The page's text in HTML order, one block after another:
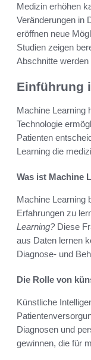
Medizin erhöhen
Veränderungen in
eröffnen neue
Studien zeigen
Abschnitte
Einführung
Machine Learning
Technologie
Patienten
Learning die
Was ist Machine
Machine Learning
Erfahrungen zu
Learning?Diese
aus Daten lernen
Diagnose- und
Die Rolle von
Künstliche
Diagnosen und
gewinnen, die für